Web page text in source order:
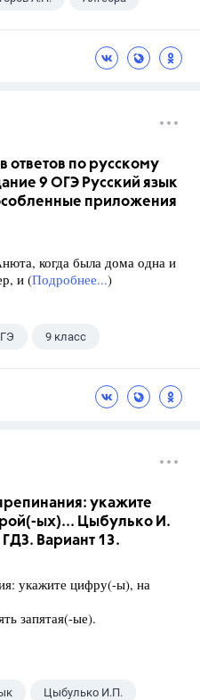
ответов по русскому
9 ОГЭ Русский язык
приложения
когда была дома одна и
и (Подробнее...)
9 класс
укажите
ых)... Цыбулько И.
Вариант 13.
укажите цифру(-ы), на
запятая(-ые).
Цыбулько И.П.